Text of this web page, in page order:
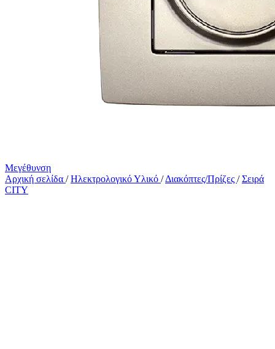
Μεγέθυνση
Αρχική σελίδα / Ηλεκτρολογικό Υλικό / Διακόπτες/Πρίζες / Σειρά
CITY